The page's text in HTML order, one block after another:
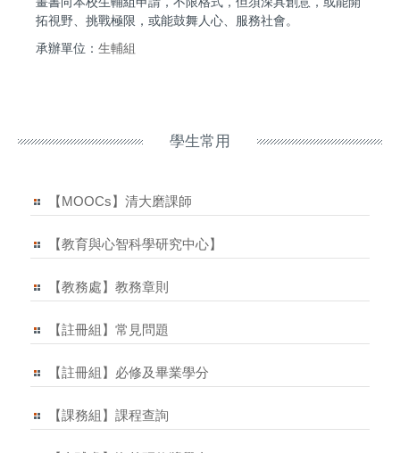
拓視野、挑戰極限，或能鼓舞人心、服務社會。
承辦單位： 生輔組
學生常用
【MOOCs】清大磨課師
【教育與心智科學研究中心】
【教務處】教務章則
【註冊組】常見問題
【註冊組】必修及畢業學分
【課務組】課程查詢